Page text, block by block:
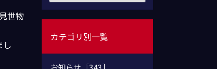
世物
し
カテゴリ別一覧